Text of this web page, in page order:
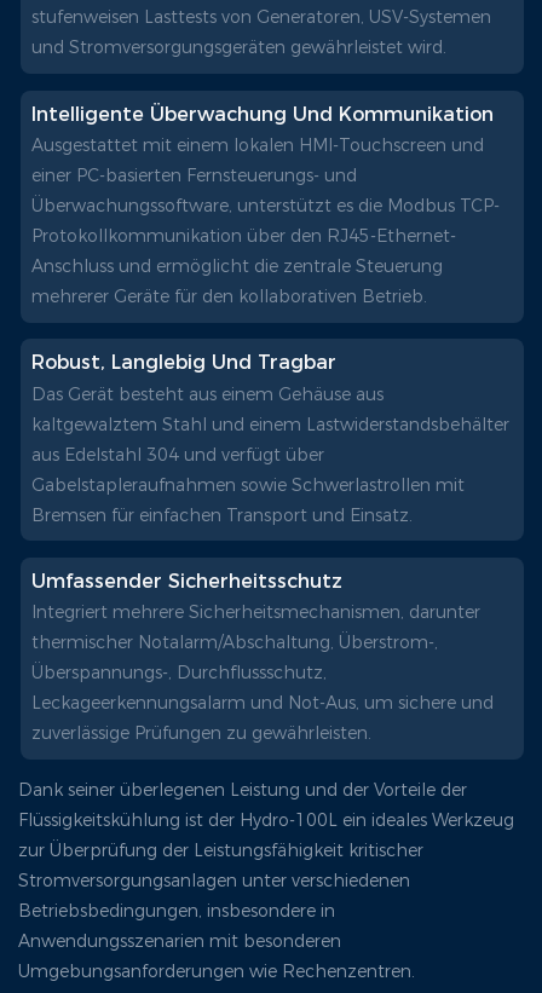
stufenweisen Lasttests von Generatoren, USV-Systemen
und Stromversorgungsgeräten gewährleistet wird.
Intelligente Überwachung Und Kommunikation
Ausgestattet mit einem lokalen HMI-Touchscreen und
einer PC-basierten Fernsteuerungs- und
Überwachungssoftware, unterstützt es die Modbus TCP-
Protokollkommunikation über den RJ45-Ethernet-
Anschluss und ermöglicht die zentrale Steuerung
mehrerer Geräte für den kollaborativen Betrieb.
Robust, Langlebig Und Tragbar
Das Gerät besteht aus einem Gehäuse aus
kaltgewalztem Stahl und einem Lastwiderstandsbehälter
aus Edelstahl 304 und verfügt über
Gabelstapleraufnahmen sowie Schwerlastrollen mit
Bremsen für einfachen Transport und Einsatz.
Umfassender Sicherheitsschutz
Integriert mehrere Sicherheitsmechanismen, darunter
thermischer Notalarm/Abschaltung, Überstrom-,
Überspannungs-, Durchflussschutz,
Leckageerkennungsalarm und Not-Aus, um sichere und
zuverlässige Prüfungen zu gewährleisten.
Dank seiner überlegenen Leistung und der Vorteile der
Flüssigkeitskühlung ist der Hydro-100L ein ideales Werkzeug
zur Überprüfung der Leistungsfähigkeit kritischer
Stromversorgungsanlagen unter verschiedenen
Betriebsbedingungen, insbesondere in
Anwendungsszenarien mit besonderen
Umgebungsanforderungen wie Rechenzentren.